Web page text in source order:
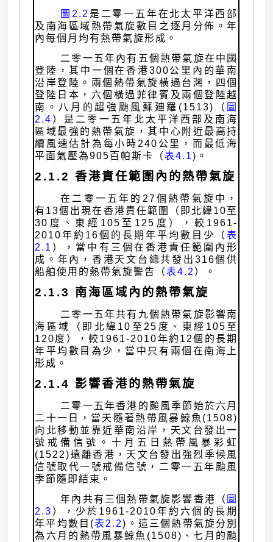
圖2.2 是二零一五年在北太平洋西部
及南海區域熱帶氣旋數目之逐月分佈。年
內每個月均有熱帶氣旋形成。
二零一五年內有五個熱帶氣旋在中國
登陸，其中一個在香港300公里內的華南
沿岸登陸。兩個熱帶氣旋橫過台灣，四個
登陸日本，六個橫過菲律賓及兩個登陸越
南。八月的超強颱風蘇廸羅(1513)（ 圖
2.4 ）是二零一五年北太平洋西部及南海
區域最強的熱帶氣旋，其中心附近最高持
續風速估計為每小時240公里，而最低海
平面氣壓為905百帕斯卡（表4.1)。
2.1.2 香港責任範圍內的熱帶氣旋
在二零一五年的27個熱帶氣旋中，
有13個出現在香港責任範圍（即北緯10至
30度、東經105至125度），較1961-
2010年約16個的長期年平均數目少（表
2.1 ），當中有三個在香港責任範圍內形
成。年內，香港天文台總共發出316個供
船舶使用的熱帶氣旋警告（表4.2 ）。
2.1.3 南海區域內的熱帶氣旋
二零一五年共有九個熱帶氣旋影響南
海區域（即北緯10至25度、東經105至
120度），較1961-2010年約12個的長期
年平均數目為少，當中只有兩個在南海上
形成。
2.1.4 影響香港的熱帶氣旋
二零一五年香港的颱風季節始於六月
二十一日，當天隨著熱帶風暴鯨魚(1508)
向北移動並靠近華南沿岸，天文台發出一
號戒備信號。十月五日熱帶風暴彩虹
(1522)遠離香港，天文台發出強烈季候風
信號取代一號戒備信號，二零一五年颱風
季節隨即結束。
年內共有三個熱帶氣旋影響香港（ 圖
2.3 ），少於1961-2010年約六個的長期
年平均數目(表2.2)。這三個熱帶氣旋分別
為六月的熱帶風暴鯨魚(1508)、七月的颱